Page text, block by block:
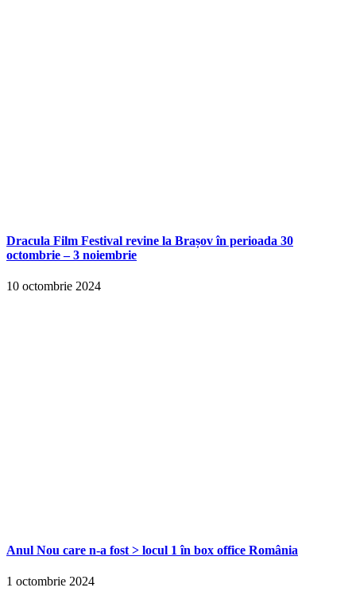
Dracula Film Festival revine la Brașov în perioada 30
octombrie – 3 noiembrie
10 octombrie 2024
Anul Nou care n-a fost > locul 1 în box office România
1 octombrie 2024